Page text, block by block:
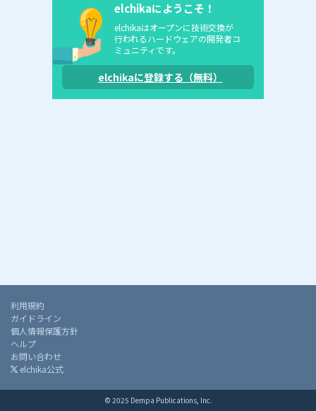
elchikaにようこそ！
elchikaはオープンに技術交換が
行われるハードウェアの開発者コ
ミュニティです。
elchikaに登録する（無料）
利用規約
ガイドライン
個人情報保護方針
ヘルプ
お問い合わせ
elchika公式
© 2025 Dempa Publications, Inc.